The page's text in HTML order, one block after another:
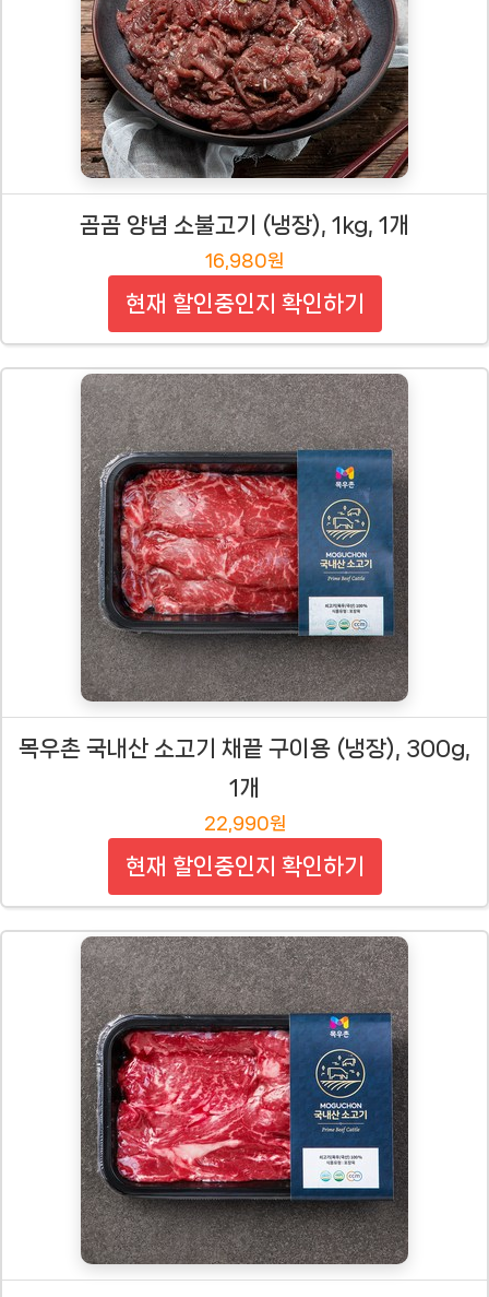
곰곰 양념 소불고기 (냉장), 1kg, 1개
16,980원
현재 할인중인지 확인하기
목우촌 국내산 소고기 채끝 구이용 (냉장), 300g,
1개
22,990원
현재 할인중인지 확인하기